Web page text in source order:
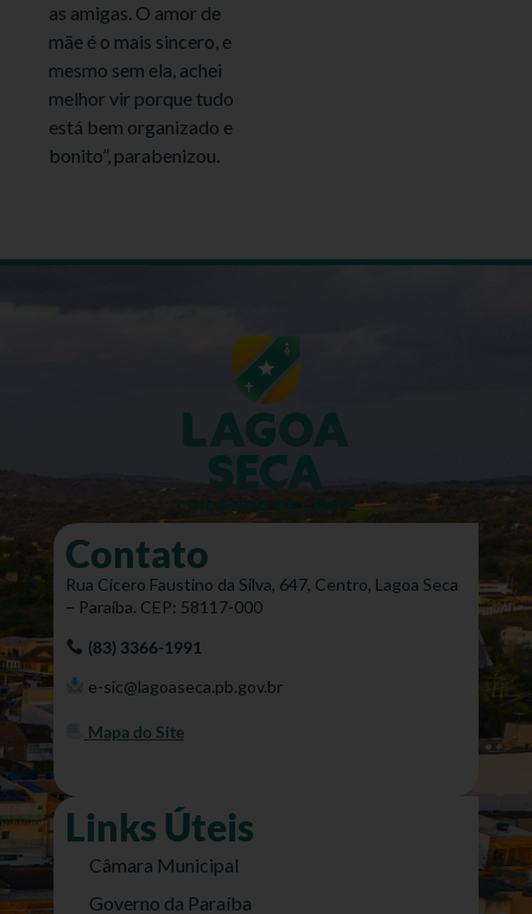
as amigas. O amor de
mãe é o mais sincero, e
mesmo sem ela, achei
melhor vir porque tudo
está bem organizado e
bonito”, parabenizou.
Contato
Rua Cícero Faustino da Silva, 647, Centro, Lagoa Seca
– Paraíba. CEP: 58117-000
(83) 3366-1991
e-sic@lagoaseca.pb.gov.br
Mapa do Site
Links Úteis
Câmara Municipal
Governo da Paraíba